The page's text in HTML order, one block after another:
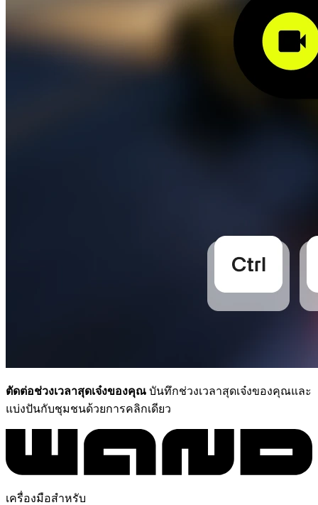
ตัดต่อช่วงเวลาสุดเจ๋งของคุณ บันทึกช่วงเวลาสุดเจ๋งของคุณและ
แบ่งปันกับชุมชนด้วยการคลิกเดียว
เครื่องมือสำหรับ